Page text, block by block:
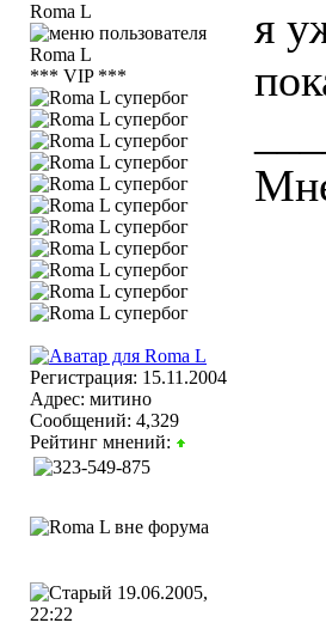
Roma L
*** VIP ***
Регистрация: 15.11.2004
Адрес: митино
Сообщений: 4,329
Рейтинг мнений:
я
19.06.2005,
22:22